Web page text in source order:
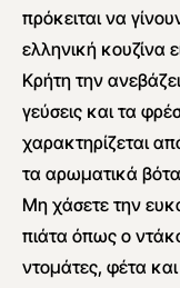
πρόκειται να
ελληνική κουζίνα
Κρήτη την
γεύσεις και τα
χαρακτηρίζεται
τα αρωματικά
Μη χάσετε την
πιάτα όπως ο
ντομάτες, φέτα